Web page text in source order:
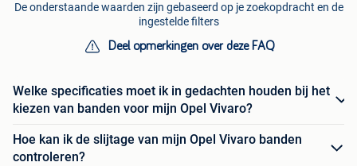
De onderstaande waarden zijn gebaseerd op je zoekopdracht en de
ingestelde filters
Deel opmerkingen over deze FAQ
Welke specificaties moet ik in gedachten houden bij het
kiezen van banden voor mijn Opel Vivaro?
Hoe kan ik de slijtage van mijn Opel Vivaro banden
controleren?